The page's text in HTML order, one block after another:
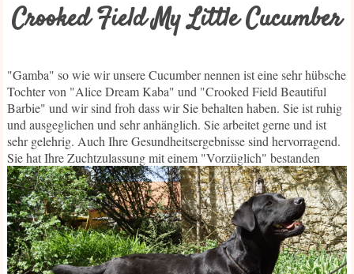
Crooked Field My Little Cucumber
"Gamba" so wie wir unsere Cucumber nennen ist eine sehr hübsche
Tochter von "Alice Dream Kaba" und "Crooked Field Beautiful
Barbie" und wir sind froh dass wir Sie behalten haben. Sie ist ruhig
und ausgeglichen und sehr anhänglich. Sie arbeitet gerne und ist
sehr gelehrig. Auch Ihre Gesundheitsergebnisse sind hervorragend.
Sie hat Ihre Zuchtzulassung mit einem "Vorzüglich" bestanden